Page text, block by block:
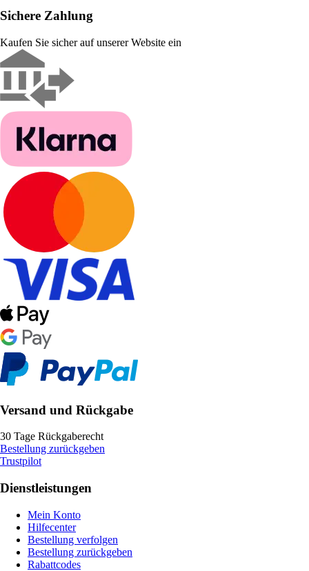
Sichere Zahlung
Kaufen Sie sicher auf unserer Website ein
Versand und Rückgabe
30 Tage Rückgaberecht
Bestellung zurückgeben
Trustpilot
Dienstleistungen
Mein Konto
Hilfecenter
Bestellung verfolgen
Bestellung zurückgeben
Rabattcodes